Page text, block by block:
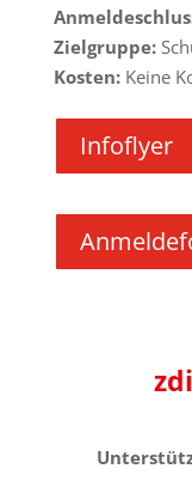
Zielgruppe:
Kosten:Keine
Infoflyer
zdi